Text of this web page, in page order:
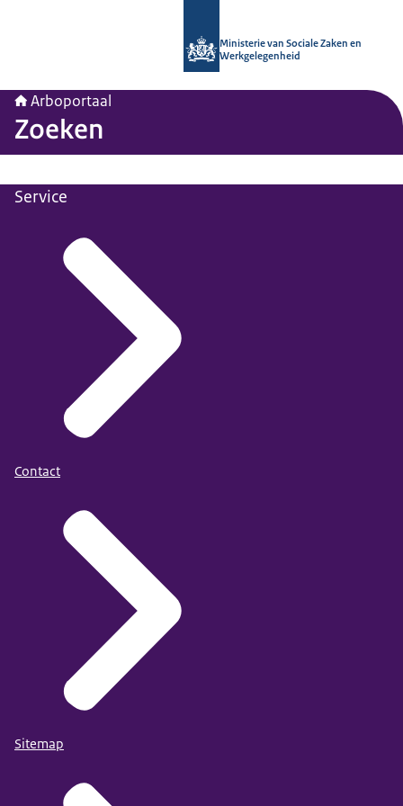
Ministerie van Sociale Zaken en
Werkgelegenheid
Arboportaal
Zoeken
Service
Contact
Sitemap